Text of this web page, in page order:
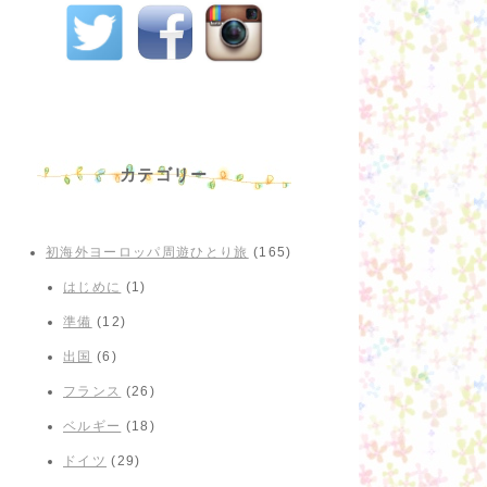
カテゴリー
初海外ヨーロッパ周遊ひとり旅 (165)
はじめに (1)
準備 (12)
出国 (6)
フランス (26)
ベルギー (18)
ドイツ (29)